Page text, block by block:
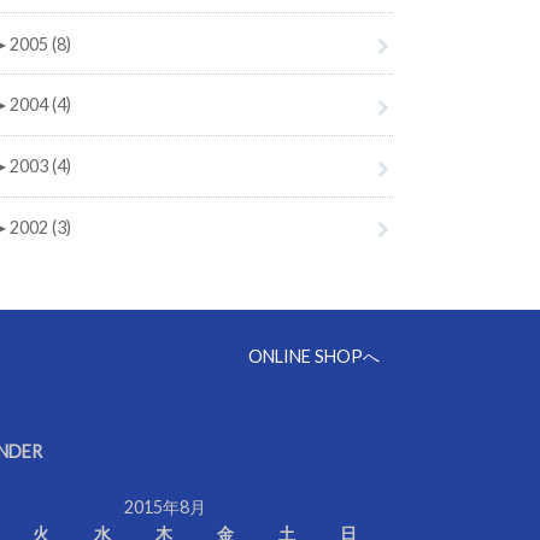
2005 (8)
2004 (4)
2003 (4)
2002 (3)
ONLINE SHOPへ
2015年8月
火 水 木 金 土 日